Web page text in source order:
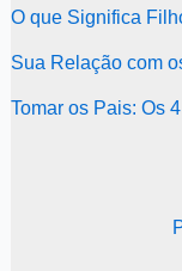
O que Significa
Sua Relação com
Tomar os Pais: Os